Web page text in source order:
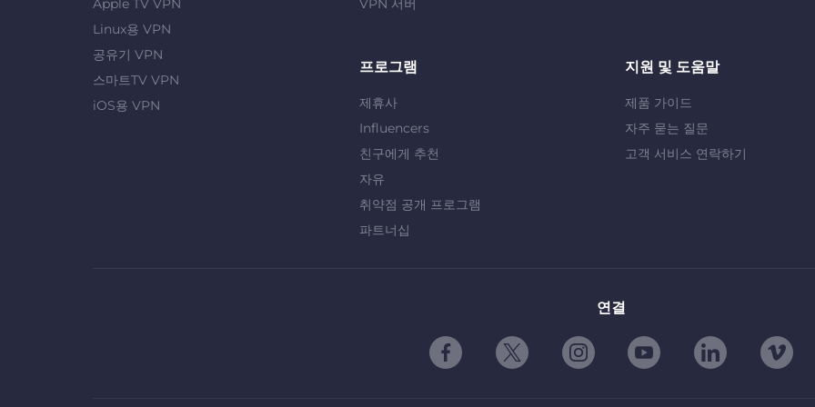
Apple TV VPN
Linux용 VPN
공유기 VPN
스마트TV VPN
iOS용 VPN
VPN 서버
프로그램
제휴사
Influencers
친구에게 추천
자유
취약점 공개 프로그램
파트너십
지원 및 도움말
제품 가이드
자주 묻는 질문
고객 서비스 연락하기
연결